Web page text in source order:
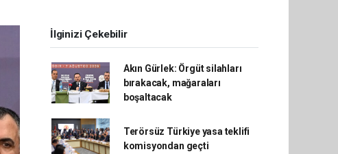
İlginizi Çekebilir
Akın Gürlek: Örgüt silahları
bırakacak, mağaraları
boşaltacak
Terörsüz Türkiye yasa teklifi
komisyondan geçti